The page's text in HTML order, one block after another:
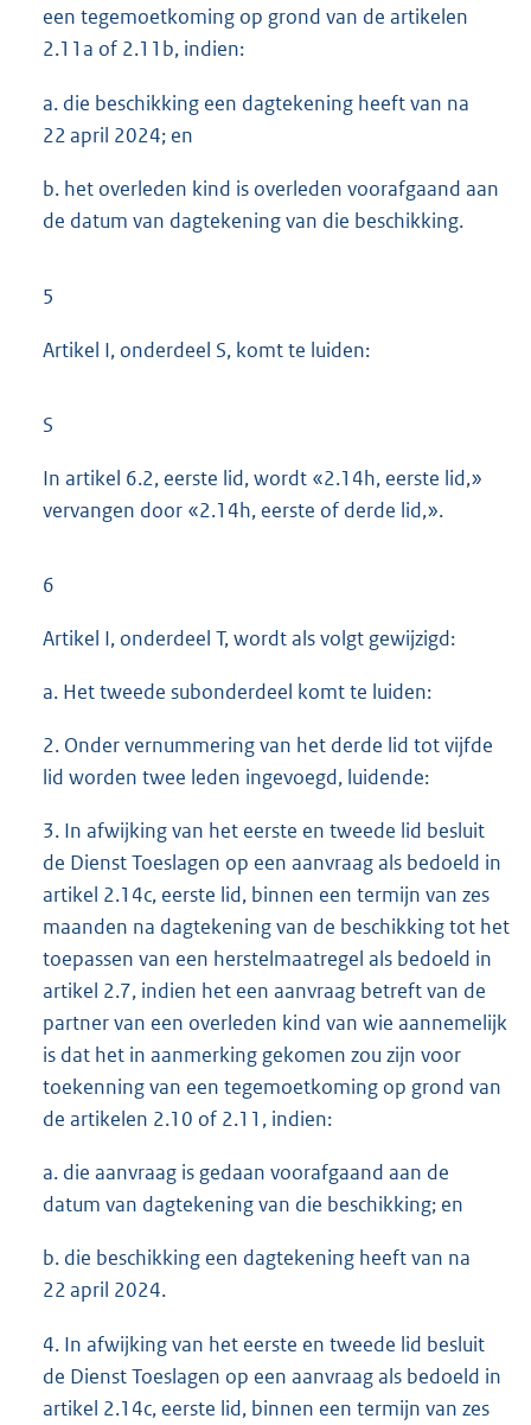
een tegemoetkoming op grond van de artikelen
2.11a of 2.11b, indien:
a. die beschikking een dagtekening heeft van na
22 april 2024; en
b. het overleden kind is overleden voorafgaand aan
de datum van dagtekening van die beschikking.
5
Artikel I, onderdeel S, komt te luiden:
S
In artikel 6.2, eerste lid, wordt «2.14h, eerste lid,»
vervangen door «2.14h, eerste of derde lid,».
6
Artikel I, onderdeel T, wordt als volgt gewijzigd:
a. Het tweede subonderdeel komt te luiden:
2. Onder vernummering van het derde lid tot vijfde
lid worden twee leden ingevoegd, luidende:
3. In afwijking van het eerste en tweede lid besluit
de Dienst Toeslagen op een aanvraag als bedoeld in
artikel 2.14c, eerste lid, binnen een termijn van zes
maanden na dagtekening van de beschikking tot het
toepassen van een herstelmaatregel als bedoeld in
artikel 2.7, indien het een aanvraag betreft van de
partner van een overleden kind van wie aannemelijk
is dat het in aanmerking gekomen zou zijn voor
toekenning van een tegemoetkoming op grond van
de artikelen 2.10 of 2.11, indien:
a. die aanvraag is gedaan voorafgaand aan de
datum van dagtekening van die beschikking; en
b. die beschikking een dagtekening heeft van na
22 april 2024.
4. In afwijking van het eerste en tweede lid besluit
de Dienst Toeslagen op een aanvraag als bedoeld in
artikel 2.14c, eerste lid, binnen een termijn van zes